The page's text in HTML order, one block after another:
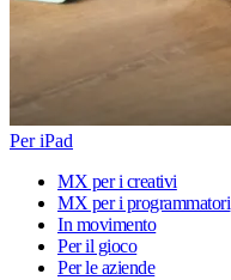
Per iPad
MX per i creativi
MX per i programmatori
In movimento
Per il gioco
Per le aziende